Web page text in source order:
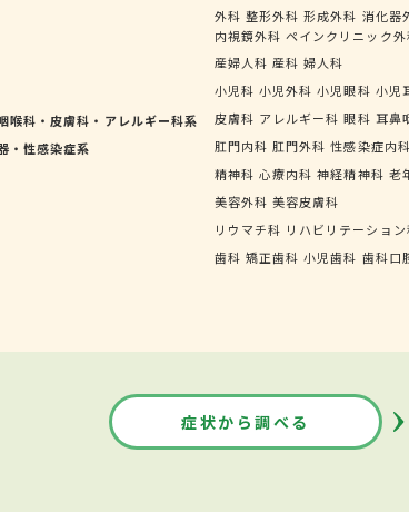
外科 整形外科 形成外科 消化器
内視鏡外科 ペインクリニック外
産婦人科 産科 婦人科
小児科 小児外科 小児眼科 小児
喉科・皮膚科・アレルギー科系
皮膚科 アレルギー科 眼科 耳鼻
・性感染症系
肛門内科 肛門外科 性感染症内科
精神科 心療内科 神経精神科 老
美容外科 美容皮膚科
リウマチ科 リハビリテーション
歯科 矯正歯科 小児歯科 歯科口
症状から調べる